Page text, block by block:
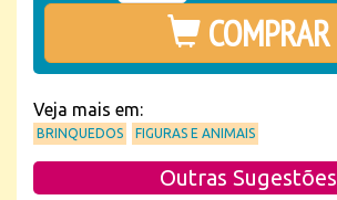
COMPRAR
Veja mais em:
BRINQUEDOS FIGURAS E ANIMAIS
Outras Sugestões